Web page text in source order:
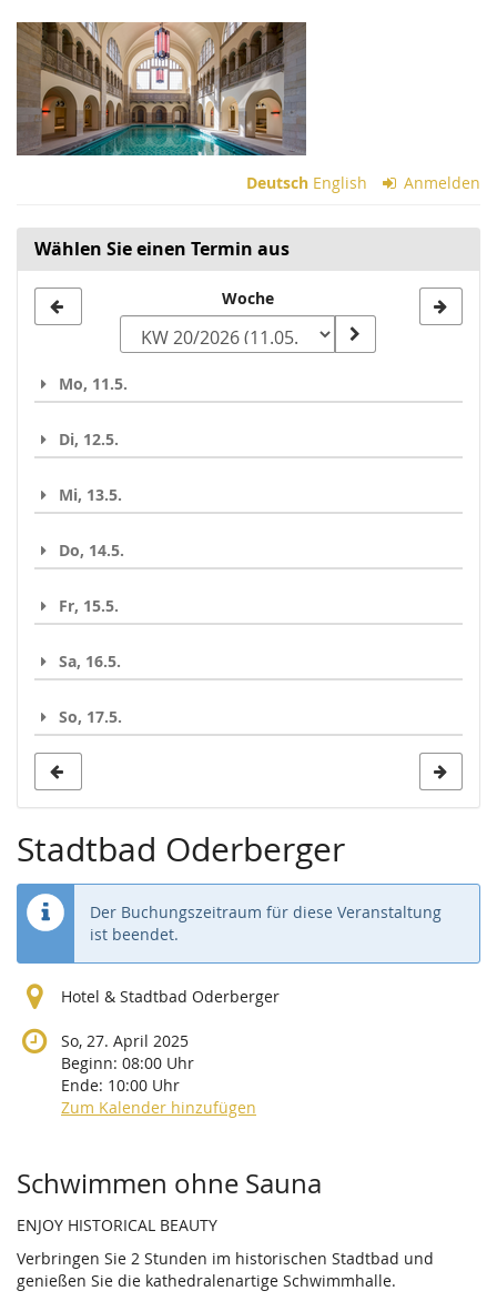
Zum
Haupt-
Inhalt
springen
Deutsch English Anmelden
Wählen Sie einen Termin aus
zur
auswählen
Woche
Mo, 11.5.
Di, 12.5.
Mi, 13.5.
Do, 14.5.
Fr, 15.5.
Sa, 16.5.
So, 17.5.
Stadtbad Oderberger
Der Buchungszeitraum für diese Veranstaltung
ist beendet.
Hotel & Stadtbad Oderberger
So, 27. April 2025
Beginn: 08:00 Uhr
Ende: 10:00 Uhr
Zum Kalender hinzufügen
Produkte
Schwimmen ohne Sauna
ENJOY HISTORICAL BEAUTY
Verbringen Sie 2 Stunden im historischen Stadtbad und
genießen Sie die kathedralenartige Schwimmhalle.